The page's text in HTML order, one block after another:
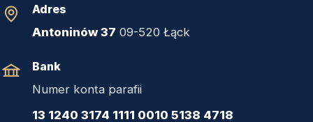
Bank
Numer konta parafii
13 1240 3174 1111 0010 5138 4718
Adres
Antoninów 37 09-520 Łąck